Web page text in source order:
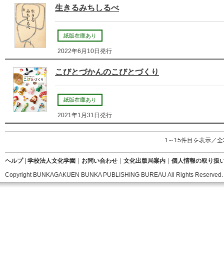
生きるみちしるべ
紙版在庫あり
2022年6月10日発行
こびとづかんのこびとづくり
紙版在庫あり
2021年1月31日発行
1～15件目を表示／
ヘルプ| 学校法人文化学園 お問い合わせ 文化出版局案内
個人情報の取り扱
Copyright BUNKAGAKUEN BUNKA PUBLISHING BUREAU All Rights Reserved.